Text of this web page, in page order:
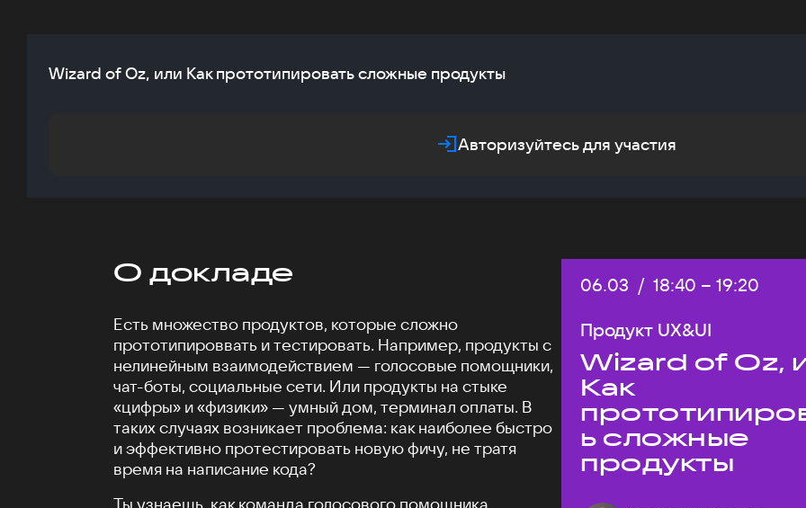
Wizard of Oz, или Как прототипировать сложные продукты
Авторизуйтесь для участия
О докладе
Есть множество продуктов, которые сложно
прототипироввать и тестировать. Например, продукты с
нелинейным взаимодействием — голосовые помощники,
чат-боты, социальные сети. Или продукты на стыке
«цифры» и «физики» — умный дом, терминал оплаты. В
таких случаях возникает проблема: как наиболее быстро
и эффективно протестировать новую фичу, не тратя
время на написание кода?
Дата:
06.03 / Начало:
18:40 – Конец:
19:20
Продукт UX&UI
Wizard of Oz,
Как
ь сложные
продукты